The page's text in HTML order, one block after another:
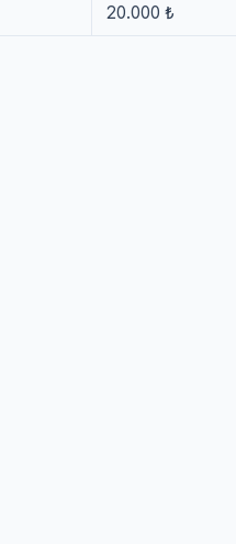
20.000 ₺